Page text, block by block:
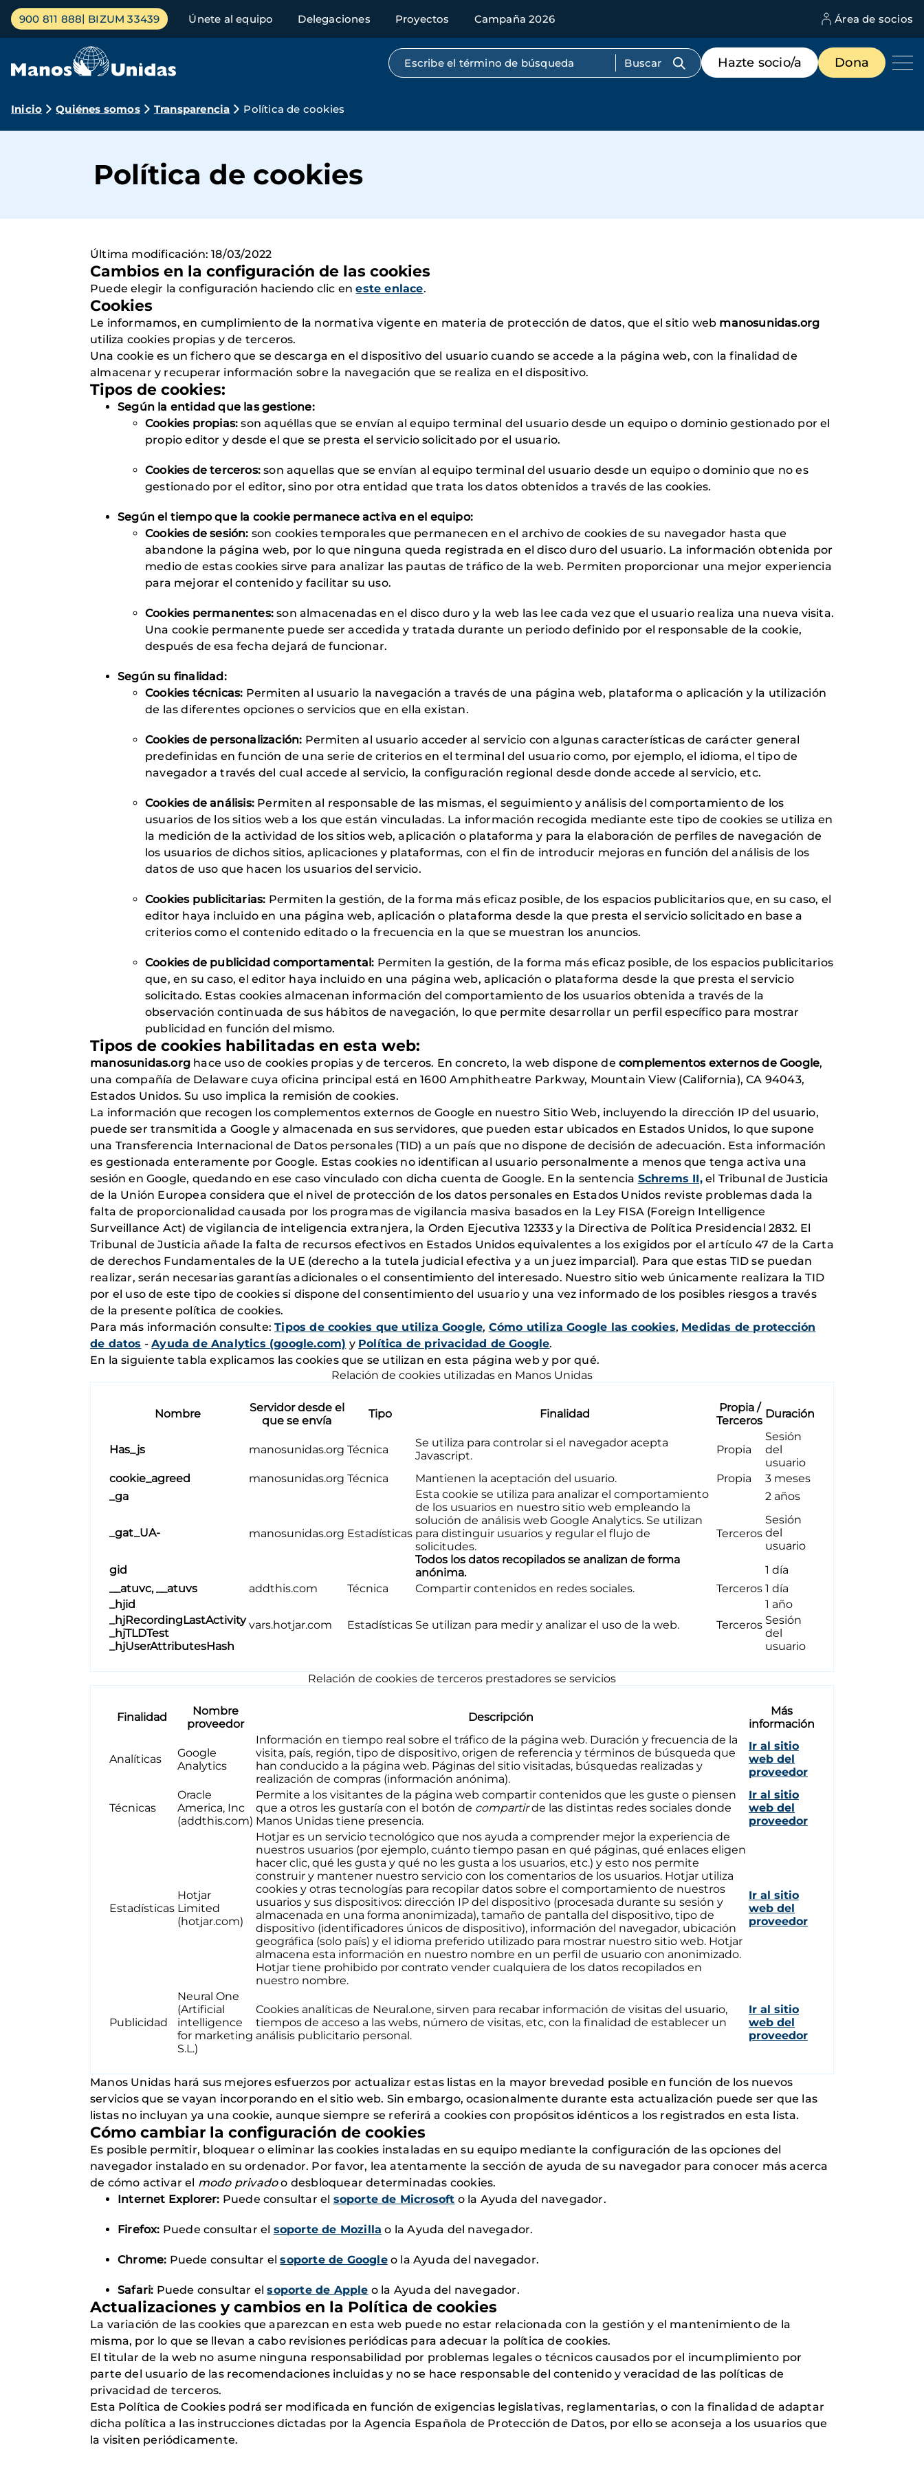
Pasar
contenido
Menú
principal
900 811 888 BIZUM 33439 Únete al equipo Delegaciones Proyectos Campaña 2026 Área de socios
Búsqueda por texto completo
Menú
de
destacados
Hazte socio/a Dona
Ruta
navegación
Inicio Quiénes somos Transparencia Política de cookies
Política de cookies
Última modificación: 18/03/2022
Cambios en la configuración de las cookies
Puede elegir la configuración haciendo clic eneste enlace.
Cookies
Le informamos, en cumplimiento de la normativa vigente en materia de protección de datos, que el sitio web manosunidas.org
utiliza cookies propias y de terceros.
Una cookie es un fichero que se descarga en el dispositivo del usuario cuando se accede a la página web, con la finalidad de
almacenar y recuperar información sobre la navegación que se realiza en el dispositivo.
Tipos de cookies:
Según la entidad que las gestione:
Cookies propias: son aquéllas que se envían al equipo terminal del usuario desde un equipo o dominio gestionado por el
propio editor y desde el que se presta el servicio solicitado por el usuario.
Cookies de terceros: son aquellas que se envían al equipo terminal del usuario desde un equipo o dominio que no es
gestionado por el editor, sino por otra entidad que trata los datos obtenidos a través de las cookies.
Según el tiempo que la cookie permanece activa en el equipo:
Cookies de sesión: son cookies temporales que permanecen en el archivo de cookies de su navegador hasta que
abandone la página web, por lo que ninguna queda registrada en el disco duro del usuario. La información obtenida por
medio de estas cookies sirve para analizar las pautas de tráfico de la web. Permiten proporcionar una mejor experiencia
para mejorar el contenido y facilitar su uso.
Cookies permanentes: son almacenadas en el disco duro y la web las lee cada vez que el usuario realiza una nueva visita.
Una cookie permanente puede ser accedida y tratada durante un periodo definido por el responsable de la cookie,
después de esa fecha dejará de funcionar.
Según su finalidad:
Cookies técnicas: Permiten al usuario la navegación a través de una página web, plataforma o aplicación y la utilización
de las diferentes opciones o servicios que en ella existan.
Cookies de personalización: Permiten al usuario acceder al servicio con algunas características de carácter general
predefinidas en función de una serie de criterios en el terminal del usuario como, por ejemplo, el idioma, el tipo de
navegador a través del cual accede al servicio, la configuración regional desde donde accede al servicio, etc.
Cookies de análisis: Permiten al responsable de las mismas, el seguimiento y análisis del comportamiento de los
usuarios de los sitios web a los que están vinculadas. La información recogida mediante este tipo de cookies se utiliza en
la medición de la actividad de los sitios web, aplicación o plataforma y para la elaboración de perfiles de navegación de
los usuarios de dichos sitios, aplicaciones y plataformas, con el fin de introducir mejoras en función del análisis de los
datos de uso que hacen los usuarios del servicio.
Cookies publicitarias: Permiten la gestión, de la forma más eficaz posible, de los espacios publicitarios que, en su caso, el
editor haya incluido en una página web, aplicación o plataforma desde la que presta el servicio solicitado en base a
criterios como el contenido editado o la frecuencia en la que se muestran los anuncios.
Cookies de publicidad comportamental: Permiten la gestión, de la forma más eficaz posible, de los espacios publicitarios
que, en su caso, el editor haya incluido en una página web, aplicación o plataforma desde la que presta el servicio
solicitado. Estas cookies almacenan información del comportamiento de los usuarios obtenida a través de la
observación continuada de sus hábitos de navegación, lo que permite desarrollar un perfil específico para mostrar
publicidad en función del mismo.
Tipos de cookies habilitadas en esta web:
manosunidas.org hace uso de cookies propias y de terceros. En concreto, la web dispone de complementos externos de Google,
una compañía de Delaware cuya oficina principal está en 1600 Amphitheatre Parkway, Mountain View (California), CA 94043,
Estados Unidos. Su uso implica la remisión de cookies.
La información que recogen los complementos externos de Google en nuestro Sitio Web, incluyendo la dirección IP del usuario,
puede ser transmitida a Google y almacenada en sus servidores, que pueden estar ubicados en Estados Unidos, lo que supone
una Transferencia Internacional de Datos personales (TID) a un país que no dispone de decisión de adecuación. Esta información
es gestionada enteramente por Google. Estas cookies no identifican al usuario personalmente a menos que tenga activa una
sesión en Google, quedando en ese caso vinculado con dicha cuenta de Google. En la sentencia Schrems II,el Tribunal de Justicia
de la Unión Europea considera que el nivel de protección de los datos personales en Estados Unidos reviste problemas dada la
falta de proporcionalidad causada por los programas de vigilancia masiva basados en la Ley FISA (Foreign Intelligence
Surveillance Act) de vigilancia de inteligencia extranjera, la Orden Ejecutiva 12333 y la Directiva de Política Presidencial 2832. El
Tribunal de Justicia añade la falta de recursos efectivos en Estados Unidos equivalentes a los exigidos por el artículo 47 de la Carta
de derechos Fundamentales de la UE (derecho a la tutela judicial efectiva y a un juez imparcial). Para que estas TID se puedan
realizar, serán necesarias garantías adicionales o el consentimiento del interesado. Nuestro sitio web únicamente realizara la TID
por el uso de este tipo de cookies si dispone del consentimiento del usuario y una vez informado de los posibles riesgos a través
de la presente política de cookies.
Para más información consulte:Tipos de cookies que utiliza Google, Cómo utiliza Google las cookies, Medidas de protección
de datos -Ayuda de Analytics (google.com) y Política de privacidad de Google.
En la siguiente tabla explicamos las cookies que se utilizan en esta página web y por qué.
Relación de cookies utilizadas en Manos Unidas
Nombre
Servidor desde el
que se envía
Tipo Finalidad
Propia /
Terceros
Duración
Has_js manosunidas.org Técnica
Se utiliza para controlar si el navegador acepta
Javascript.
Propia
Sesión
del
usuario
cookie_agreed
manosunidas.org Técnica Mantienen la aceptación del usuario. Propia
3 meses
_ga
manosunidas.org Estadísticas
Esta cookie se utiliza para analizar el comportamiento
de los usuarios en nuestro sitio web empleando la
solución de análisis web Google Analytics. Se utilizan
para distinguir usuarios y regular el flujo de
solicitudes.
Todos los datos recopilados se analizan de forma
anónima.
Terceros
2 años
_gat_UA-
Sesión
del
usuario
gid
1 día
__atuvc, __atuvs
addthis.com Técnica Compartir contenidos en redes sociales. Terceros 1 día
_hjid
vars.hotjar.com
Estadísticas Se utilizan para medir y analizar el uso de la web. Terceros
1 año
_hjRecordingLastActivity
_hjTLDTest
_hjUserAttributesHash
Sesión
del
usuario
Relación de cookies de terceros prestadores se servicios
Finalidad
Nombre
proveedor
Descripción
Más
información
Analíticas
Google
Analytics
Información en tiempo real sobre el tráfico de la página web. Duración y frecuencia de la
visita, país, región, tipo de dispositivo, origen de referencia y términos de búsqueda que
han conducido a la página web. Páginas del sitio visitadas, búsquedas realizadas y
realización de compras (información anónima).
Ir al sitio
web del
proveedor
Técnicas
Oracle
America, Inc
(addthis.com)
Permite a los visitantes de la página web compartir contenidos que les guste o piensen
que a otros les gustaría con el botón de compartirde las distintas redes sociales donde
Manos Unidas tiene presencia.
Ir al sitio
web del
proveedor
Estadísticas
Hotjar
Limited
(hotjar.com)
Hotjar es un servicio tecnológico que nos ayuda a comprender mejor la experiencia de
nuestros usuarios (por ejemplo, cuánto tiempo pasan en qué páginas, qué enlaces eligen
hacer clic, qué les gusta y qué no les gusta a los usuarios, etc.) y esto nos permite
construir y mantener nuestro servicio con los comentarios de los usuarios. Hotjar utiliza
cookies y otras tecnologías para recopilar datos sobre el comportamiento de nuestros
usuarios y sus dispositivos: dirección IP del dispositivo (procesada durante su sesión y
almacenada en una forma anonimizada), tamaño de pantalla del dispositivo, tipo de
dispositivo (identificadores únicos de dispositivo), información del navegador, ubicación
geográfica (solo país) y el idioma preferido utilizado para mostrar nuestro sitio web. Hotjar
almacena esta información en nuestro nombre en un perfil de usuario con anonimizado.
Hotjar tiene prohibido por contrato vender cualquiera de los datos recopilados en
nuestro nombre.
Ir al sitio
web del
proveedor
Publicidad
Neural One
(Artificial
intelligence
for marketing
S.L.)
Cookies analíticas de Neural.one, sirven para recabar información de visitas del usuario,
tiempos de acceso a las webs, número de visitas, etc, con la finalidad de establecer un
análisis publicitario personal.
Ir al sitio
web del
proveedor
Manos Unidas hará sus mejores esfuerzos por actualizar estas listas en la mayor brevedad posible en función de los nuevos
servicios que se vayan incorporando en el sitio web. Sin embargo, ocasionalmente durante esta actualización puede ser que las
listas no incluyan ya una cookie, aunque siempre se referirá a cookies con propósitos idénticos a los registrados en esta lista.
Cómo cambiar la configuración de cookies
Es posible permitir, bloquear o eliminar las cookies instaladas en su equipo mediante la configuración de las opciones del
navegador instalado en su ordenador. Por favor, lea atentamente la sección de ayuda de su navegador para conocer más acerca
de cómo activar el modo privadoo desbloquear determinadas cookies.
Internet Explorer: Puede consultar el soporte de Microsoft o la Ayuda del navegador.
Firefox: Puede consultar el soporte de Mozilla o la Ayuda del navegador.
Chrome: Puede consultar elsoporte de Googleo la Ayuda del navegador.
Safari: Puede consultar elsoporte de Apple o la Ayuda del navegador.
Actualizaciones y cambios en la Política de cookies
La variación de las cookies que aparezcan en esta web puede no estar relacionada con la gestión y el mantenimiento de la
misma, por lo que se llevan a cabo revisiones periódicas para adecuar la política de cookies.
El titular de la web no asume ninguna responsabilidad por problemas legales o técnicos causados por el incumplimiento por
parte del usuario de las recomendaciones incluidas y no se hace responsable del contenido y veracidad de las políticas de
privacidad de terceros.
Esta Política de Cookies podrá ser modificada en función de exigencias legislativas, reglamentarias, o con la finalidad de adaptar
dicha política a las instrucciones dictadas por la Agencia Española de Protección de Datos, por ello se aconseja a los usuarios que
la visiten periódicamente.